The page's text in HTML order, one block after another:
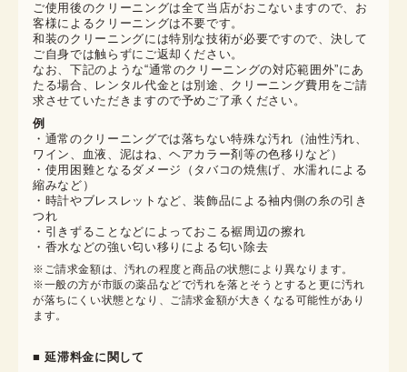
ご使用後のクリーニングは全て当店がおこないますので、お
客様によるクリーニングは不要です。
和装のクリーニングには特別な技術が必要ですので、決して
ご自身では触らずにご返却ください。
なお、下記のような“通常のクリーニングの対応範囲外”にあ
たる場合、レンタル代金とは別途、クリーニング費用をご請
求させていただきますので予めご了承ください。
例
・通常のクリーニングでは落ちない特殊な汚れ（油性汚れ、
ワイン、血液、泥はね、ヘアカラー剤等の色移りなど）
・使用困難となるダメージ（タバコの焼焦げ、水濡れによる
縮みなど）
・時計やブレスレットなど、装飾品による袖内側の糸の引き
つれ
・引きずることなどによっておこる裾周辺の擦れ
・香水などの強い匂い移りによる匂い除去
※ご請求金額は、汚れの程度と商品の状態により異なります。
※一般の方が市販の薬品などで汚れを落とそうとすると更に汚れ
が落ちにくい状態となり、ご請求金額が大きくなる可能性があり
ます。
■ 延滞料金に関して